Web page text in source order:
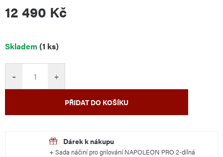
12 490 Kč
Měrná
Skladem (1 ks)
+
−
PŘIDAT DO KOŠÍKU
+ Sada náčiní pro grilování NAPOLEON PRO 2-dílná